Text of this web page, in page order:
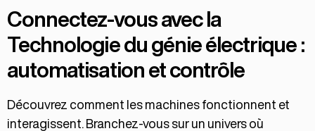
Connectez-vous avec la
Technologie du génie électrique :
automatisation et contrôle
Découvrez comment les machines fonctionnent et
interagissent. Branchez-vous sur un univers où